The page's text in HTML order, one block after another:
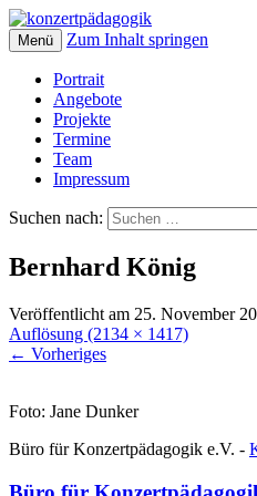
Menü Zum Inhalt springen
Portrait
Angebote
Projekte
Termine
Team
Impressum
Suchen nach:
Bernhard König
Veröffentlicht am 25. November
Auflösung (2134 × 1417)
← Vorheriges
Foto: Jane Dunker
Büro für Konzertpädagogik e.V. -